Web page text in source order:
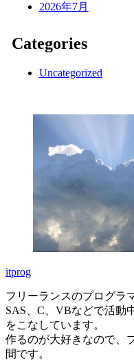
2026年7月
Categories
Uncategorized
itprog
フリーランスのプログラ
SAS、C、VBなどで活動
をこなしています。
作るのが大好きなので、
間です。